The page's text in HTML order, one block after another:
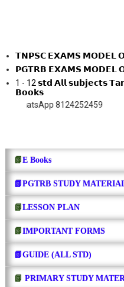
𝗧𝗡𝗣𝗦𝗖 𝗘𝗫𝗔𝗠𝗦 𝗠𝗢𝗗𝗘𝗟
𝗣𝗚𝗧𝗥𝗕 𝗘𝗫𝗔𝗠𝗦 𝗠𝗢𝗗𝗘𝗟
1 - 12 𝘀𝘁𝗱 𝗔𝗹𝗹 𝘀𝘂𝗯𝗷𝗲𝗰𝘁𝘀
𝗕𝗼𝗼𝗸𝘀
8124252459
📗E Books
📗PGTRB STUDY
📗LESSON PLAN
📗IMPORTANT FORMS
📗GUIDE (ALL STD)
📗 PRIMARY STUDY